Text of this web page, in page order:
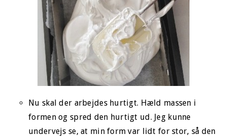
Nu skal der arbejdes hurtigt. Hæld massen i
formen og spred den hurtigt ud. Jeg kunne
undervejs se, at min form var lidt for stor, så den